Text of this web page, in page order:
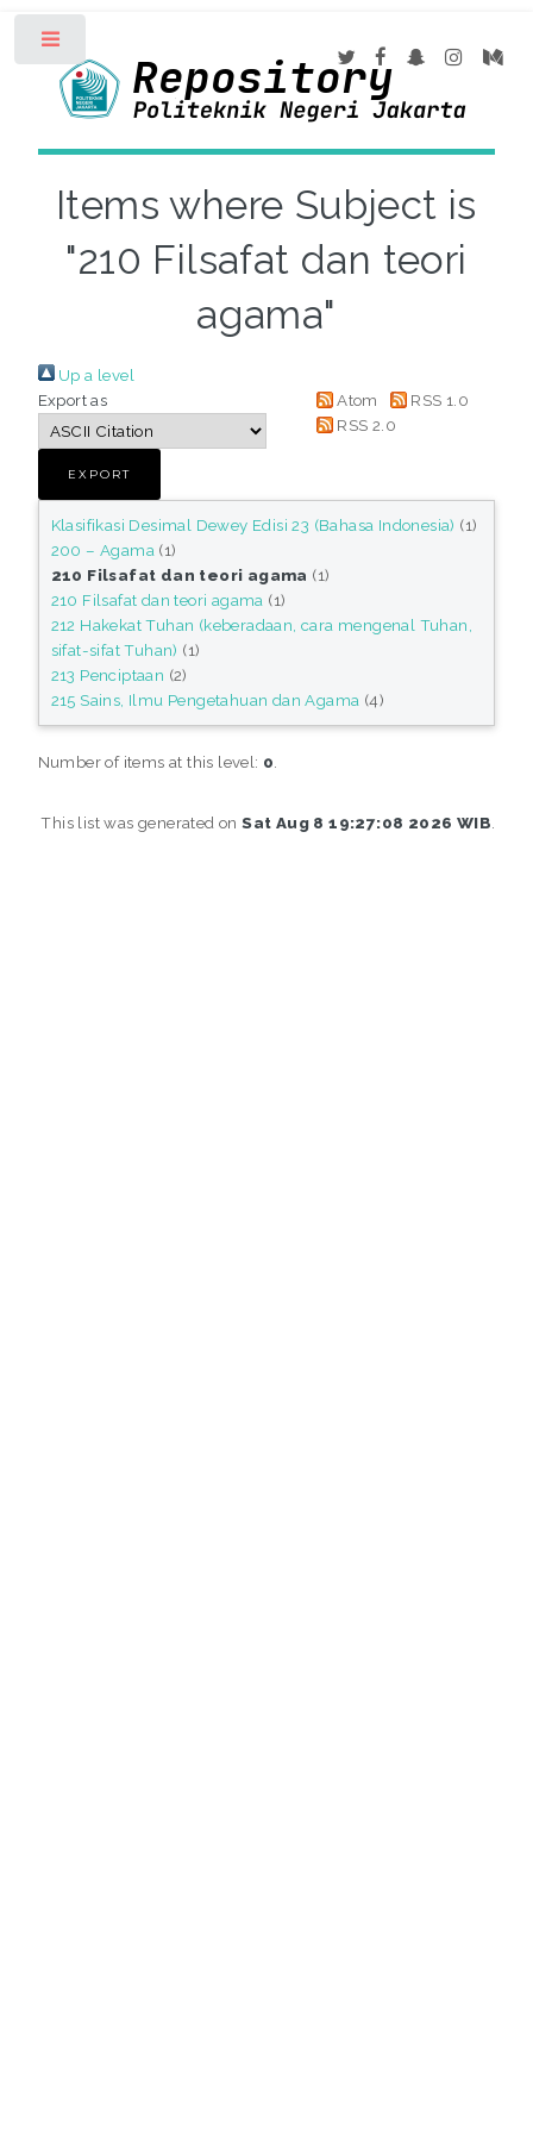
Items where Subject is
"210 Filsafat dan teori
agama"
Up a level
Export as
Atom
RSS 1.0
RSS 2.0
Klasifikasi Desimal Dewey Edisi 23 (Bahasa Indonesia) (1)
200 – Agama (1)
210 Filsafat dan teori agama (1)
210 Filsafat dan teori agama (1)
212 Hakekat Tuhan (keberadaan, cara mengenal Tuhan,
sifat-sifat Tuhan) (1)
213 Penciptaan (2)
215 Sains, Ilmu Pengetahuan dan Agama (4)
Number of items at this level: 0
This list was generated onSat Aug 8 19:27:08 2026 WIB